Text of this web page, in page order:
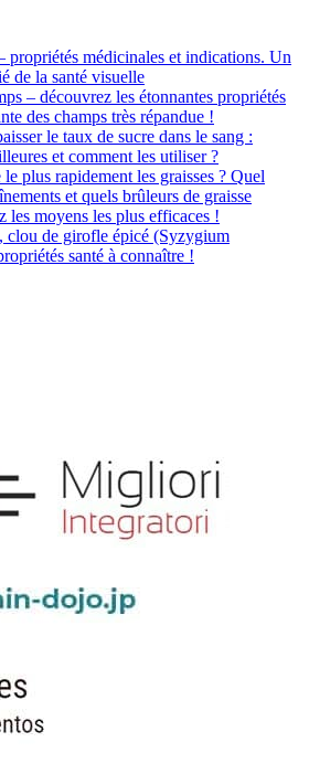
médicinales et indications. Un
de la santé visuelle
– découvrez les étonnantes propriétés
des champs très répandue !
le taux de sucre dans le sang :
et comment les utiliser ?
plus rapidement les graisses ? Quel
et quels brûleurs de graisse
les moyens les plus efficaces !
clou de girofle épicé (Syzygium
santé à connaître !